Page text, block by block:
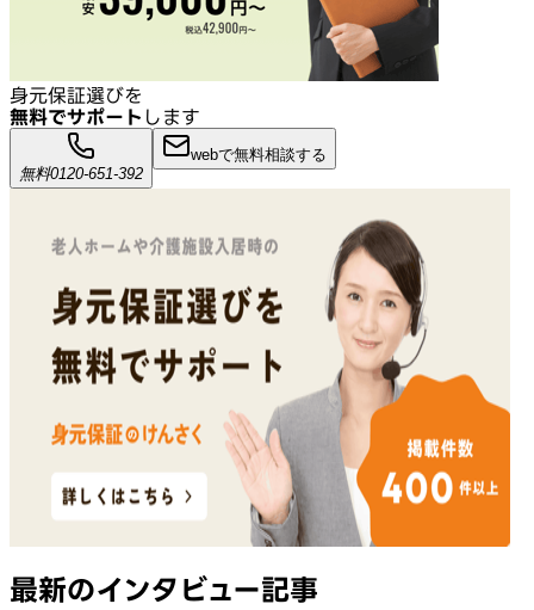
身元保証選びを
無料でサポート します
無料0120-651-392
webで無料相談する
最新のインタビュー記事